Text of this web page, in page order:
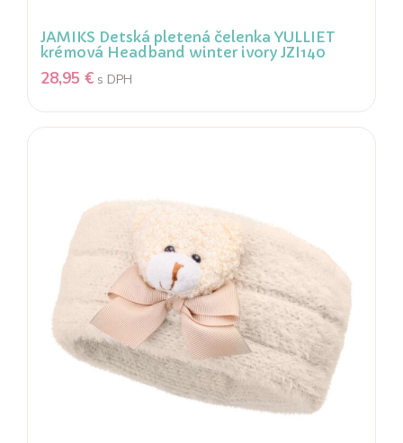
JAMIKS Detská pletená čelenka YULLIET
krémová Headband winter ivory JZI140
28,95 € s DPH